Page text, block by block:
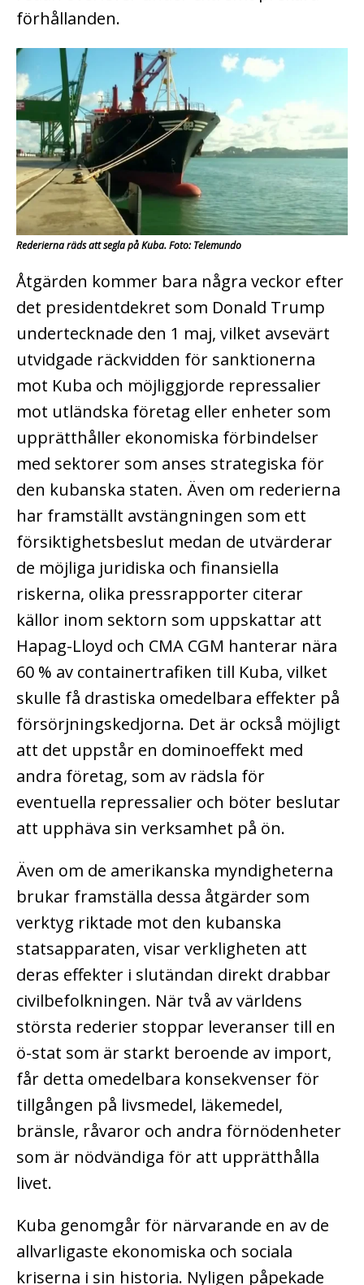
förhållanden.
Rederierna räds att segla på Kuba. Foto: Telemundo
Åtgärden kommer bara några veckor efter
det presidentdekret som Donald Trump
undertecknade den 1 maj, vilket avsevärt
utvidgade räckvidden för sanktionerna
mot Kuba och möjliggjorde repressalier
mot utländska företag eller enheter som
upprätthåller ekonomiska förbindelser
med sektorer som anses strategiska för
den kubanska staten. Även om rederierna
har framställt avstängningen som ett
försiktighetsbeslut medan de utvärderar
de möjliga juridiska och finansiella
riskerna, olika pressrapporter citerar
källor inom sektorn som uppskattar att
Hapag-Lloyd och CMA CGM hanterar nära
60 % av containertrafiken till Kuba, vilket
skulle få drastiska omedelbara effekter på
försörjningskedjorna. Det är också möjligt
att det uppstår en dominoeffekt med
andra företag, som av rädsla för
eventuella repressalier och böter beslutar
att upphäva sin verksamhet på ön.
Även om de amerikanska myndigheterna
brukar framställa dessa åtgärder som
verktyg riktade mot den kubanska
statsapparaten, visar verkligheten att
deras effekter i slutändan direkt drabbar
civilbefolkningen. När två av världens
största rederier stoppar leveranser till en
ö-stat som är starkt beroende av import,
får detta omedelbara konsekvenser för
tillgången på livsmedel, läkemedel,
bränsle, råvaror och andra förnödenheter
som är nödvändiga för att upprätthålla
livet.
Kuba genomgår för närvarande en av de
allvarligaste ekonomiska och sociala
kriserna i sin historia. Nyligen påpekade